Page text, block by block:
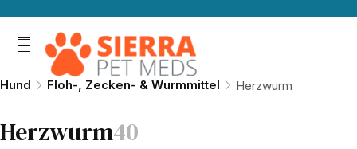
Hund Floh-, Zecken- & Wurmmittel Herzwurm
Herzwurm40